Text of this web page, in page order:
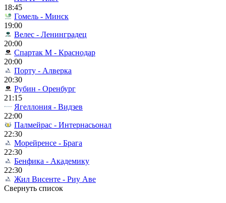
18:45
Гомель - Минск
19:00
Велес - Ленинградец
20:00
Спартак М - Краснодар
20:00
Порту - Алверка
20:30
Рубин - Оренбург
21:15
Ягеллония - Видзев
22:00
Палмейрас - Интернасьонал
22:30
Морейренсе - Брага
22:30
Бенфика - Академику
22:30
Жил Висенте - Риу Аве
Свернуть список